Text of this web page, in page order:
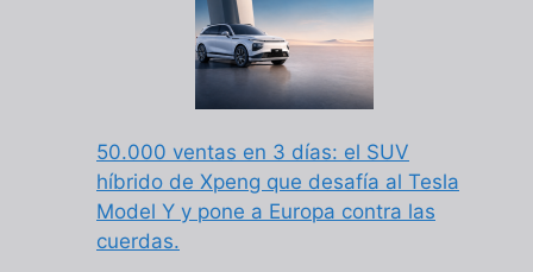
50.000 ventas en 3 días: el SUV
híbrido de Xpeng que desafía al Tesla
Model Y y pone a Europa contra las
cuerdas.